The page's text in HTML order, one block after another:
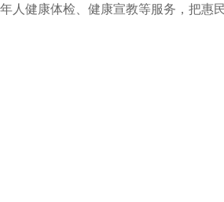
人健康体检、健康宣教等服务，把惠